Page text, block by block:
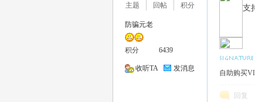
主题
回帖
积分
防骗元老
积分 6439
收听TA 发消息
支
自助购买
回复